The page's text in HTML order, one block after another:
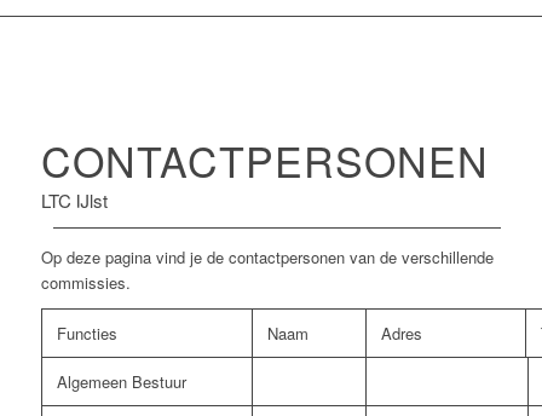
CONTACTPERSONEN
LTC IJlst
Op deze pagina vind je de contactpersonen van de verschillende
commissies.
Functies Naam Adres
Algemeen Bestuur